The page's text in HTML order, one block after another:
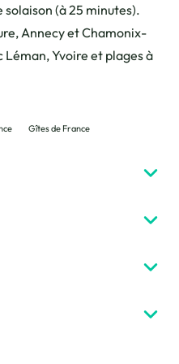
solaison (à 25 minutes).
Annecy et Chamonix-
Yvoire et plages à
Gîtes de France